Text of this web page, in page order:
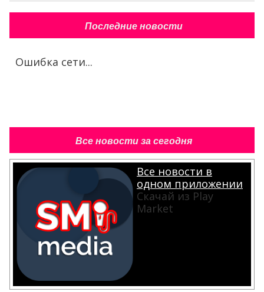
Последние новости
Ошибка сети...
Все новости за сегодня
Все новости в
одном приложении
Скачай из Play
Market